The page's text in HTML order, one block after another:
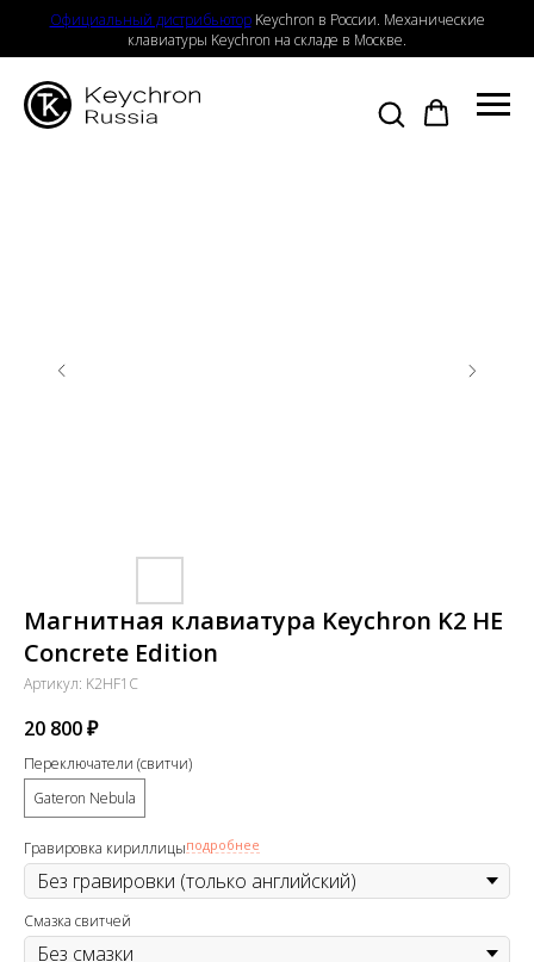
Официальный дистрибьютор Keychron в России. Механические
клавиатуры Keychron на складе в Москве.
Магнитная клавиатура Keychron K2 HE
Concrete Edition
Артикул: K2HF1C
20 800₽
Переключатели (свитчи)
Gateron Nebula
Гравировка кириллицыподробнее
Смазка свитчей